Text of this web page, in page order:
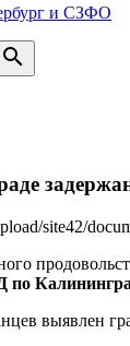
и СЗФО
search
site42/
выявлен